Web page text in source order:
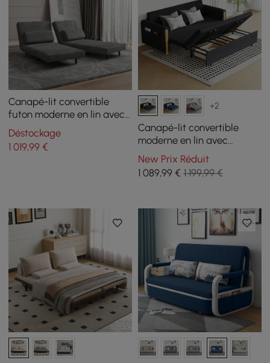
Canapé-lit convertible
futon moderne en lin avec
coussins, 163 cm 2 places
Déstockage
1 019,99 €
+2
Canapé-lit convertible
moderne en lin avec
rangement, 208 cm 3
places
New Prix Réduit
1 089,99€ 1 199,99 €